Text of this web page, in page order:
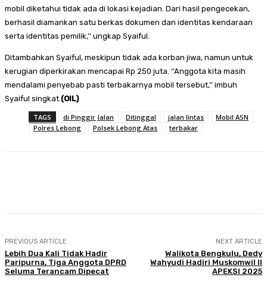
mobil diketahui tidak ada di lokasi kejadian. Dari hasil pengecekan,
berhasil diamankan satu berkas dokumen dan identitas kendaraan
serta identitas pemilik,’’ ungkap Syaiful.
Ditambahkan Syaiful, meskipun tidak ada korban jiwa, namun untuk
kerugian diperkirakan mencapai Rp 250 juta. ‘’Anggota kita masih
mendalami penyebab pasti terbakarnya mobil tersebut,’’ imbuh
Syaiful singkat.(OIL)
TAGS di Pinggir Jalan Ditinggal jalan lintas
Mobil ASN
Polres Lebong
Polsek Lebong Atas terbakar
PREVIOUS ARTICLE
Lebih Dua Kali Tidak Hadir
Paripurna, Tiga Anggota DPRD
Seluma Terancam Dipecat
NEXT ARTICLE
Walikota Bengkulu, Dedy
Wahyudi Hadiri Muskomwil II
APEKSI 2025